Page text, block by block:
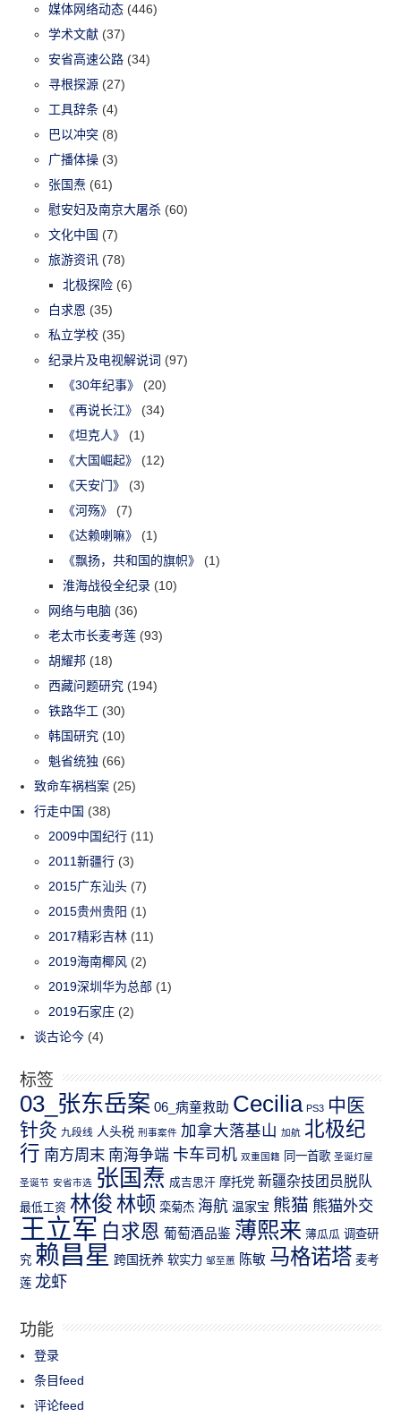
媒体网络动态 (446)
学术文献 (37)
安省高速公路 (34)
寻根探源 (27)
工具辞条 (4)
巴以冲突 (8)
广播体操 (3)
张国焘 (61)
慰安妇及南京大屠杀 (60)
文化中国 (7)
旅游资讯 (78)
北极探险 (6)
白求恩 (35)
私立学校 (35)
纪录片及电视解说词 (97)
《30年纪事》
(20)
《再说长江》
(34)
《坦克人》
(1)
《大国崛起》
(12)
《天安门》
(3)
《河殇》
(7)
《达赖喇嘛》
(1)
《飘扬，共和国的旗帜》
(1)
淮海战役全纪录 (10)
网络与电脑 (36)
老太市长麦考莲 (93)
胡耀邦 (18)
西藏问题研究 (194)
铁路华工 (30)
韩国研究 (10)
魁省统独 (66)
致命车祸档案 (25)
行走中国 (38)
2009中国纪行 (11)
2011新疆行 (3)
2015广东汕头 (7)
2015贵州贵阳 (1)
2017精彩吉林 (11)
2019海南椰风 (2)
2019深圳华为总部 (1)
2019石家庄 (2)
谈古论今 (4)
标签
03_张东岳案 06_病童救助 Cecilia PS3 中医
针灸 九段线 人头税 刑事案件 加拿大落基山 加航 北极纪
行 南方周末 南海争端 卡车司机 双重国籍 同一首歌 圣诞灯屋
圣诞节 安省市选 张国焘 成吉思汗 摩托党 新疆杂技团员脱队
最低工资 林俊 林顿 栾菊杰 海航 温家宝 熊猫 熊猫外交
王立军 白求恩 葡萄酒品鉴 薄熙来 薄瓜瓜 调查研
究 赖昌星 跨国抚养 软实力 邹至蕙 陈敏 马格诺塔 麦考
莲 龙虾
功能
登录
条目feed
评论feed